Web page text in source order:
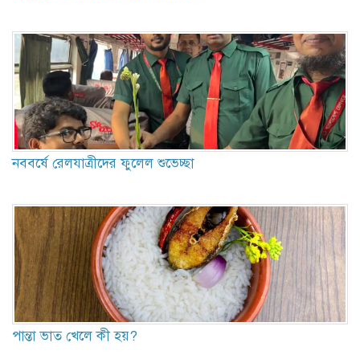
নববর্ষে রেলযাত্রীদের ফুলেল শুভেচ্ছা
পান্তা ভাত খেলে কী হয়?